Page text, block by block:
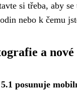
si třeba, aby
nebo k čemu
a
posunuje